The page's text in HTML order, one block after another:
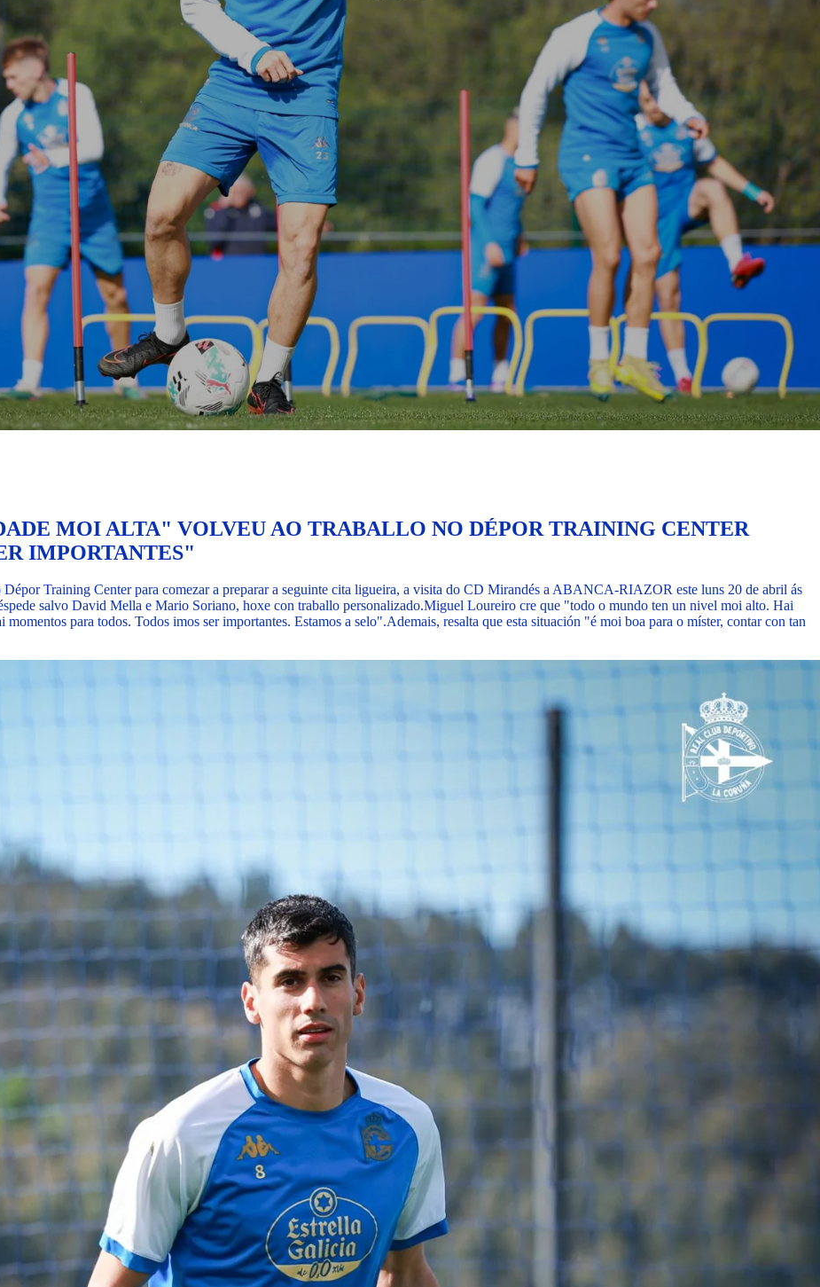
MOI ALTA" VOLVEU AO TRABALLO NO DÉPOR TRAINING CENTER
IMPORTANTES"
Dépor Training Center para comezar a preparar a seguinte cita ligueira, a visita do CD Mirandés a ABANCA-RIAZOR este luns 20 de abril ás
salvo David Mella e Mario Soriano, hoxe con traballo personalizado.Miguel Loureiro cre que "todo o mundo ten un nivel moi alto. Hai
para todos. Todos imos ser importantes. Estamos a selo".Ademais, resalta que esta situación "é moi boa para o míster, contar con tan